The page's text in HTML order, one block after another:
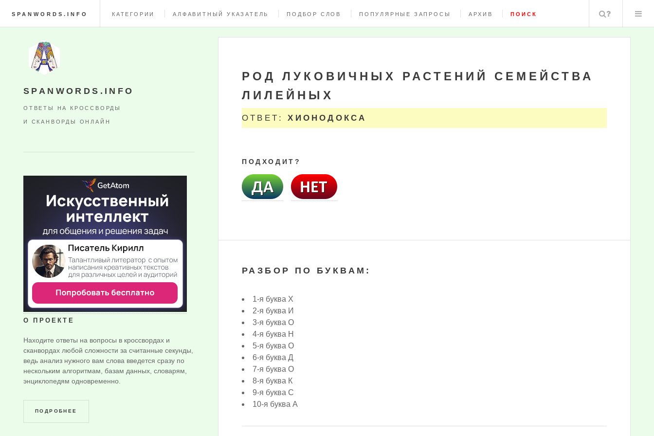
SPANWORDS.INFO КАТЕГОРИИ АЛФАВИТНЫЙ УКАЗАТЕЛЬ ПОДБОР СЛОВ ПОПУЛЯРНЫЕ ЗАПРОСЫ АРХИВ ПОИСК Поиск
РОД ЛУКОВИЧНЫХ РАСТЕНИЙ СЕМЕЙСТВА
ЛИЛЕЙНЫХ
ОТВЕТ:ХИОНОДОКСА
ПОДХОДИТ?
РАЗБОР ПО БУКВАМ:
1-я буква Х
2-я буква И
3-я буква О
4-я буква Н
5-я буква О
6-я буква Д
7-я буква О
8-я буква К
9-я буква С
10-я буква А
SPANWORDS.INFO
ОТВЕТЫ НА КРОССВОРДЫ
И СКАНВОРДЫ ОНЛАЙН
О ПРОЕКТЕ
Находите ответы на вопросы в кроссвордах и
сканвордах любой сложности за считанные секунды,
ведь анализ нужного вам слова введется сразу по
нескольким алгоритмам, базам данных, словарям,
энциклопедям одновременно.
ПОДРОБНЕЕ